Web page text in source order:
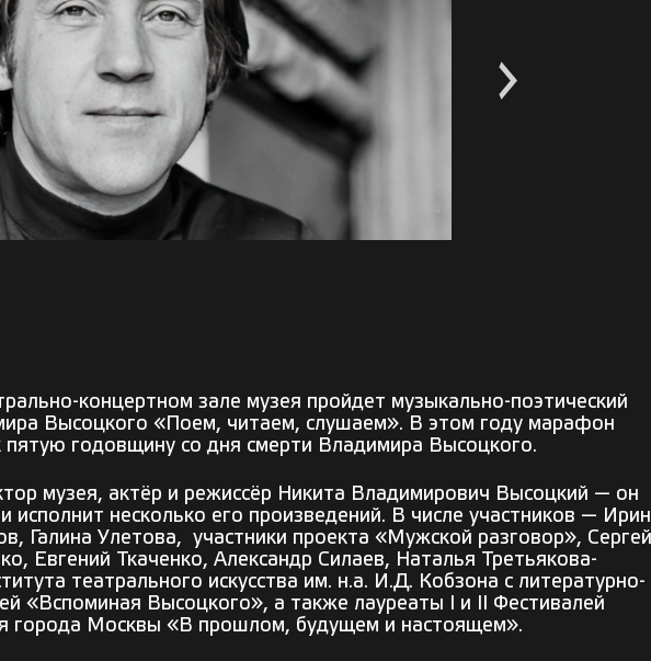
концертном зале музея пройдет музыкально-поэтический
Высоцкого «Поем, читаем, слушаем». В этом году марафон
пятую годовщину со дня смерти Владимира Высоцкого.
музея, актёр и режиссёр Никита Владимирович Высоцкий — он
исполнит несколько его произведений. В числе участников —
Галина Улетова, участники проекта «Мужской разговор», Сергей
Евгений Ткаченко, Александр Силаев, Наталья Третьякова-
театрального искусства им. н.а. И.Д. Кобзона с литературно-
«Вспоминая Высоцкого», а также лауреаты I и II Фестивалей
города Москвы «В прошлом, будущем и настоящем».